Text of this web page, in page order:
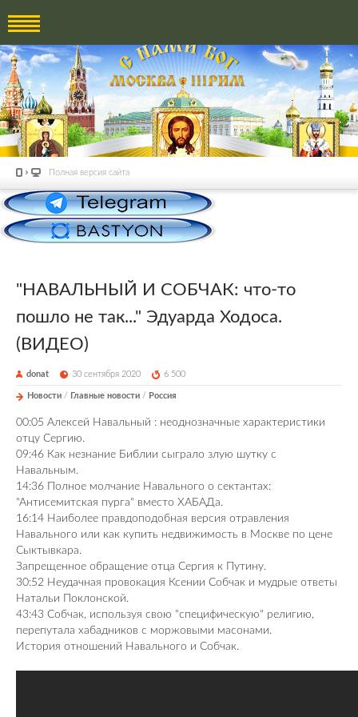
Полная версия сайта
"НАВАЛЬНЫЙ И СОБЧАК: что-то
пошло не так..." Эдуарда Ходоса.
(ВИДЕО)
donat 30 сентября 2020 6 500
Новости / Главные новости / Россия
00:05 Алексей Навальный : неоднозначные характеристики
отцу Сергию.
09:46 Как незнание Библии сыграло злую шутку с
Навальным.
14:36 Полное молчание Навального о сектантах:
"Антисемитская пурга" вместо ХАБАДа.
16:14 Наиболее правдоподобная версия отравления
Навального или как купить недвижимость в Москве по цене
Сыктывкара.
Запрещенное обращение отца Сергия к Путину.
30:52 Неудачная провокация Ксении Собчак и мудрые ответы
Натальи Поклонской.
43:43 Собчак, используя свою "специфическую" религию,
перепутала хабадников с моржовыми масонами.
История отношений Навального и Собчак.